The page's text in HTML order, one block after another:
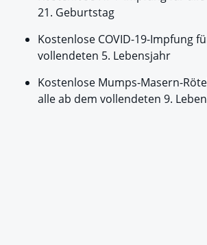
21. Geburtstag
Kostenlose COVID-19-Impfung
vollendeten 5. Lebensjahr
Kostenlose Mumps-Masern-
alle ab dem vollendeten 9.